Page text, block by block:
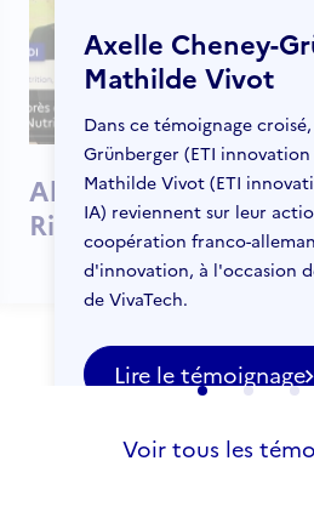
Alexandra
Rinaldi
Axelle Cheney-
Mathilde Vivot
Dans ce témoignage
Grünberger (ETI
Mathilde Vivot (ETI
IA) reviennent sur leur
coopération franco-
d'innovation, à l'occasion
de VivaTech.
Lire le témoignage
Voir tous les